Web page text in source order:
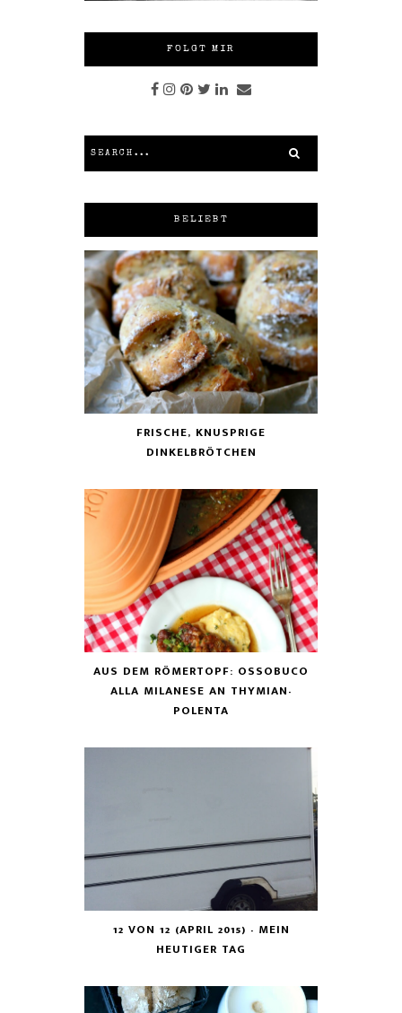
FOLGT MIR
BELIEBT
FRISCHE, KNUSPRIGE
DINKELBRÖTCHEN
AUS DEM RÖMERTOPF: OSSOBUCO
ALLA MILANESE AN THYMIAN-
POLENTA
12 VON 12 (APRIL 2015) - MEIN
HEUTIGER TAG